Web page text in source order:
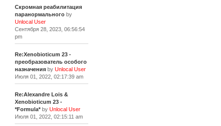
Скромная реабилитация
паранормальногоby
Unlocal User
Сентября 28, 2023, 06:56:54
pm
Re:Xenobioticum 23 -
преобразователь особого
назначенияby Unlocal User
Июля 01, 2022, 02:17:39 am
Re:Alexandre Lois &
Xenobioticum 23 -
*Formula*by Unlocal User
Июля 01, 2022, 02:15:11 am